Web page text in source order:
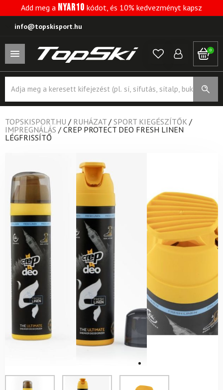
Add meg a NYAR10 kódot, és 10% kedvezményt kapsz
info@topskisport.hu
0
search
TOPSKISPORT.HU / RUHÁZAT / SPORT KIEGÉSZÍTŐK /
IMPREGNÁLÁS / CREP PROTECT DEO FRESH LINEN
LÉGFRISSÍTŐ